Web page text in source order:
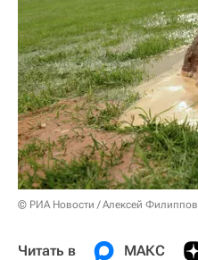
© РИА Новости / Алексей Филиппов
Читать в МАКС